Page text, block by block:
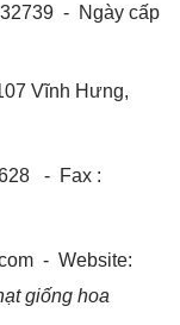
- Ngày cấp
Vĩnh Hưng,
- Fax :
- Website:
giống hoa